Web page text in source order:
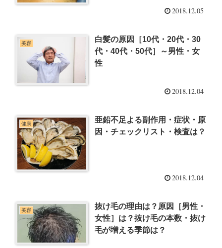
2018.12.05
美容
白髪の原因［10代・20代・30
代・40代・50代］～男性・女
性
2018.12.04
健康
亜鉛不足よる副作用・症状・原
因・チェックリスト・検査は？
2018.12.04
美容
抜け毛の理由は？原因［男性・
女性］は？抜け毛の本数・抜け
毛が増える季節は？